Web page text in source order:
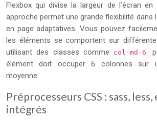
Flexbox qui divise la largeur de l’écran
approche permet une grande flexibilité dans
en page adaptatives. Vous pouvez
les éléments se comportent sur
utilisant des classes comme
col-md-6
élément doit occuper 6 colonnes sur
moyenne.
Préprocesseurs CSS : sass,
intégrés